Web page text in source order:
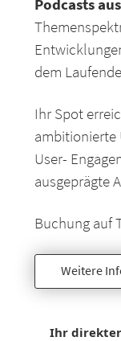
Podcasts
dem
Ihr Spot
ambitionierte
User-
ausgeprägte
Buchung auf
Weitere
Ihr